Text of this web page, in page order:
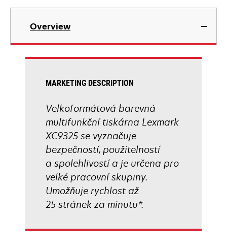
tab
opens
new
Overview
MARKETING DESCRIPTION
Velkoformátová barevná
multifunkční tiskárna Lexmark
XC9325 se vyznačuje
bezpečností, použitelností
a spolehlivostí a je určena pro
velké pracovní skupiny.
Umožňuje rychlost až
25 stránek za minutu*.